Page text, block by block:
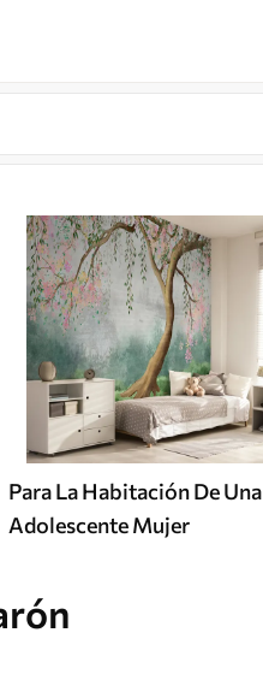
Para La Habitación De Una
Adolescente Mujer